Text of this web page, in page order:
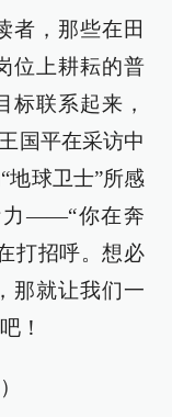
者，那些在田
位上耕耘的普
标联系起来，
国平在采访中
地球卫士”所感
力——“你在奔
打招呼。想必
那就让我们一
！